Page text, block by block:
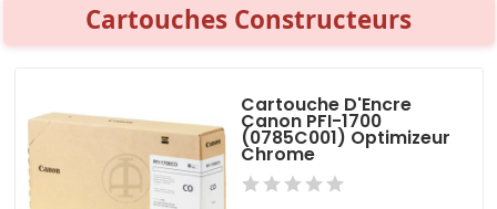
Cartouches Constructeurs
Cartouche D'Encre
Canon PFI-1700
(0785C001) Optimizeur
Chrome